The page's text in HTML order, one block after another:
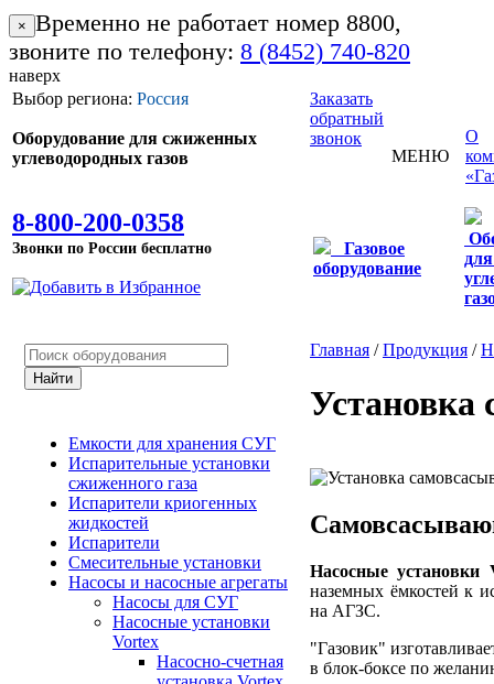
× Временно не работает номер 8800,
звоните по телефону: 8 (8452) 740-820
наверх
Выбор региона: Россия
Оборудование для сжиженных
углеводородных газов
8-800-200-0358
Звонки по России бесплатно
Заказать
обратный
звонок
МЕНЮ
О
Газовое
оборудование
Емкости для хранения СУГ
Испарительные установки
сжиженного газа
Испарители криогенных
жидкостей
Испарители
Смесительные установки
Насосы и насосные агрегаты
Насосы для СУГ
Насосные установки
Vortex
Насосно-счетная
Главная /Продукция /
Насосные установки
наземных ёмкостей к
на АГЗС.
"Газовик"
в блок-боксе по